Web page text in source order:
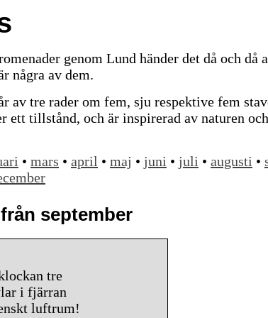
genom Lund händer det då och
några av dem.
av tre rader om fem, sju respektive fem
ett tillstånd, och är inspirerad av naturen
• mars • april • maj • juni • juli • augusti •
september
tre
i fjärran
luftrum!